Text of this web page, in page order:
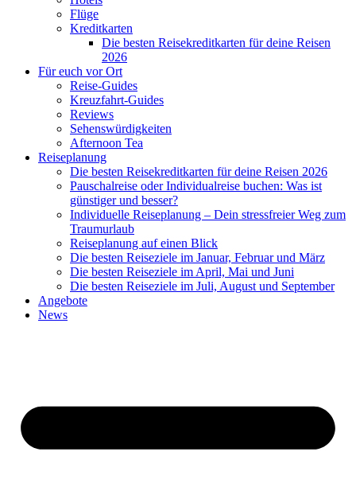
Flüge
Kreditkarten
Die besten Reisekreditkarten für deine Reisen
2026
Für euch vor Ort
Reise-Guides
Kreuzfahrt-Guides
Reviews
Sehenswürdigkeiten
Afternoon Tea
Reiseplanung
Die besten Reisekreditkarten für deine Reisen 2026
Pauschalreise oder Individualreise buchen: Was ist
günstiger und besser?
Individuelle Reiseplanung – Dein stressfreier Weg zum
Traumurlaub
Reiseplanung auf einen Blick
Die besten Reiseziele im Januar, Februar und März
Die besten Reiseziele im April, Mai und Juni
Die besten Reiseziele im Juli, August und September
Angebote
News